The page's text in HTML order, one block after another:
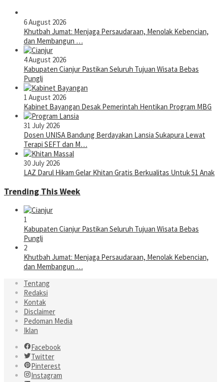
6 August 2026
Khutbah Jumat: Menjaga Persaudaraan, Menolak Kebencian,
dan Membangun …
4 August 2026
Kabupaten Cianjur Pastikan Seluruh Tujuan Wisata Bebas
Pungli
1 August 2026
Kabinet Bayangan Desak Pemerintah Hentikan Program MBG
31 July 2026
Dosen UNISA Bandung Berdayakan Lansia Sukapura Lewat
Terapi SEFT dan M…
30 July 2026
LAZ Darul Hikam Gelar Khitan Gratis Berkualitas Untuk 51 Anak
Trending This Week
1
Kabupaten Cianjur Pastikan Seluruh Tujuan Wisata Bebas
Pungli
2
Khutbah Jumat: Menjaga Persaudaraan, Menolak Kebencian,
dan Membangun …
Tentang
Redaksi
Kontak
Disclaimer
Pedoman Media
Iklan
Facebook
Twitter
Pinterest
Instagram